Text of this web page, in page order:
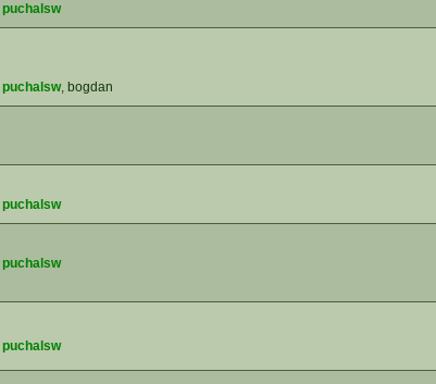
puchalsw
puchalsw, bogdan
puchalsw
puchalsw
puchalsw